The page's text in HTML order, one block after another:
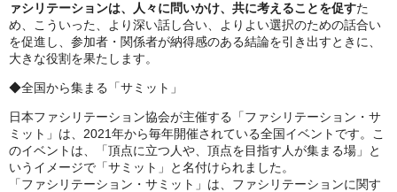
ァシリテーションは、人々に問いかけ、共に考えることを促すた
め、こういった、より深い話し合い、よりよい選択のための話合い
を促進し、参加者・関係者が納得感のある結論を引き出すときに、
大きな役割を果たします。
◆全国から集まる「サミット」
日本ファシリテーション協会が主催する「ファシリテーション・サ
ミット」は、2021年から毎年開催されている全国イベントです。こ
のイベントは、「頂点に立つ人や、頂点を目指す人が集まる場」と
いうイメージで「サミット」と名付けられました。
「ファシリテーション・サミット」は、ファシリテーションに関す